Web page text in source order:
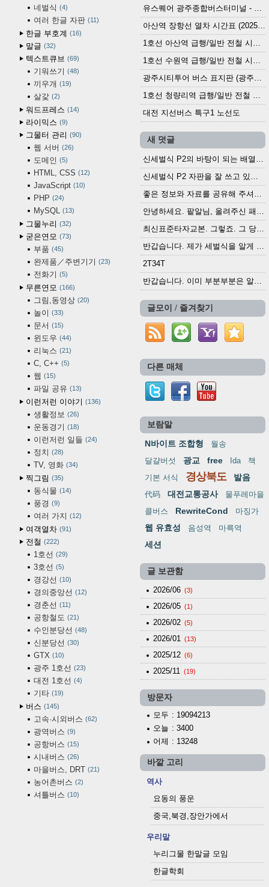
네벌식 4
여러 한글 자판 11
한글 부호계 16
말글 32
텍스트큐브 69
기워쓰기 48
끼우개 19
살갗 2
워드프레스 14
라이믹스 9
그물터 관리 90
웹 서버 26
도메인 5
HTML, CSS 12
JavaScript 10
PHP 24
MySQL 13
그물누리 32
굳은연모 73
부품 45
완제품／주변기기 23
전화기 5
무른연모 166
그림,동영상 20
놀이 33
문서 15
윈도우 44
리눅스 21
C, C++ 5
웹 15
파일 공유 13
이런저런 이야기 136
생활정보 26
운동경기 18
이런저런 일들 24
정치 28
TV, 영화 34
찍그림 35
동식물 14
풍경 9
여러 가지 12
여객열차 91
전철 222
1호선 29
3호선 5
경강선 10
경의중앙선 12
경춘선 11
공항철도 21
수인분당선 48
신분당선 30
GTX 10
광주 1호선 23
대전 1호선 4
기타 19
버스 145
고속·시외버스 62
광역버스 9
공항버스 15
시내버스 26
마을버스, DRT 21
농어촌버스 2
셔틀버스 10
유스퀘어 광주종합버스터미널 - 담양, 순창, 남원, 무주, 장수, 거창, 대구 방면 시외버스 시간표 (2026...
아산역 장항선 열차 시간표 (2025.12.30 기준) (무궁화호, ITX-마음, 새마을호, 서해금빛열차)
1호선 아산역 급행/일반 전철 시간표 (2025.12.30~)
1호선 수원역 급행/일반 전철 시간표 (2025.12.30~)
광주시티투어 버스 표지판 (광주역 정류장) (2024?)
1호선 청량리역 급행/일반 전철 시간표 · 노선도 (2025.12.30~)
대전 지선버스 특구1 노선도
새 덧글
신세벌식 P2의 바탕이 되는 배열이나 주요 기능...
신세벌식 P2 자판을 잘 쓰고 있습니다. 쓰기 편리...
좋은 정보와 자료를 공유해 주셔서 고맙습니다....
안녕하세요. 팥알님, 올려주신 패치 여러모로 감사...
최신표준타자교본. 그렇죠. 그 당시에 최신 표준...
반갑습니다. 제가 세벌식을 알게 되어 세벌식 써...
2T34T
반갑습니다. 이미 부분부분은 알려진 정보들이...
글모이 / 즐겨찾기
다른 매체
보람말
N바이트 조합형
월송
달걀버섯
광교 free Ida
책
기본 서식
경상북도 발음
代码 대전교통공사
물푸레마을
콜버스
RewriteCond 마징가
웹 유효성 음성역 마륵역
세션
글 보관함
2026/06 (3)
2026/05 (1)
2026/02 (5)
2026/01 (13)
2025/12 (6)
2025/11 (19)
방문자
모두 : 19094213
오늘 : 3400
어제 : 13248
바깥 고리
역사
요동의 풍운
중국,북경,장안가에서
우리말
누리그물 한말글 모임
한글학회